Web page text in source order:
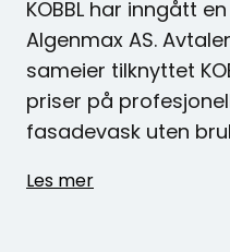
KOBBL har inngått
Algenmax AS.
sameier tilknyttet
priser på
fasadevask uten
Les mer